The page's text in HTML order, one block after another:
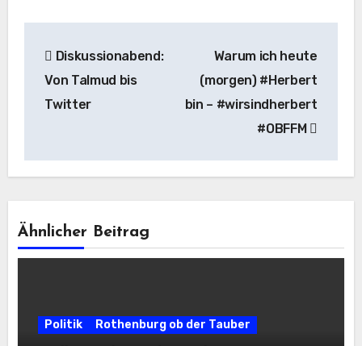
Diskussionabend:
Von Talmud bis
Twitter
Warum ich heute
(morgen) #Herbert
bin – #wirsindherbert
#OBFFM
Ähnlicher Beitrag
Politik Rothenburg ob der Tauber